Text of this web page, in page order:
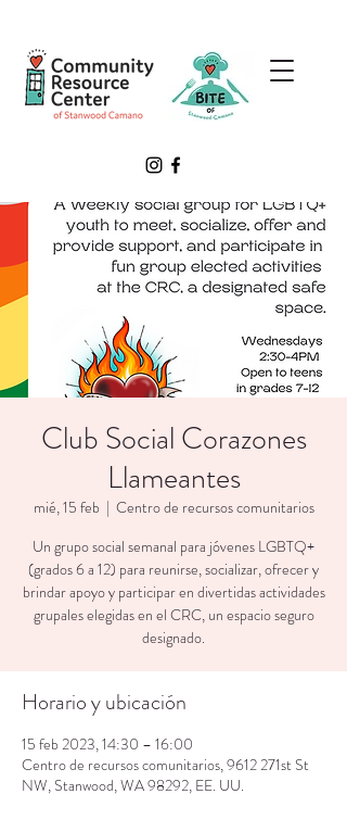
Club Social Corazones
Llameantes
mié, 15 feb
  |
Centro de recursos comunitarios
Un grupo social semanal para jóvenes LGBTQ+
(grados 6 a 12) para reunirse, socializar, ofrecer y
brindar apoyo y participar en divertidas actividades
grupales elegidas en el CRC, un espacio seguro
designado.
Horario y ubicación
15 feb 2023, 14:30 – 16:00
Centro de recursos comunitarios, 9612 271st St
NW, Stanwood, WA 98292, EE. UU.